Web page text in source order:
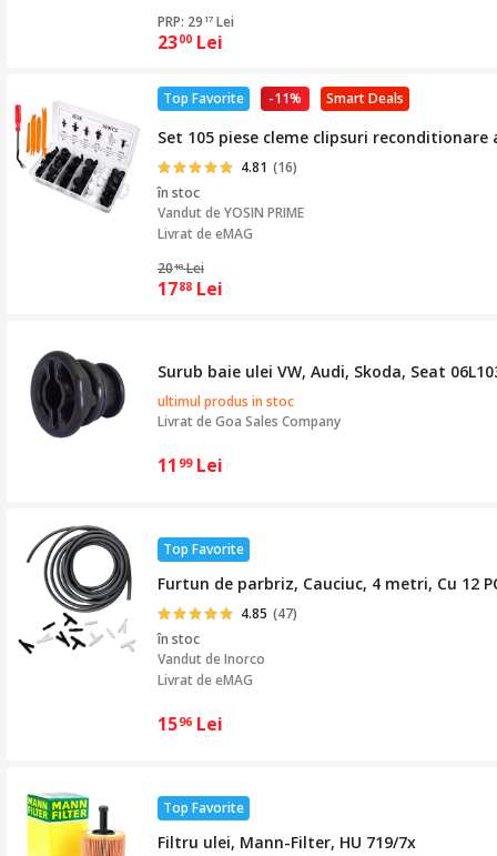
PRP: 29 17 Lei
2300 Lei
Smart Deals
-11%
Top Favorite
Set 105 piese cleme clipsuri
4.81 (16)
în stoc
Vandut deYOSIN PRIME
Livrat de eMAG
2010 Lei
1788 Lei
Surub baie ulei VW, Audi, Skoda, Seat
ultimul produs in stoc
Livrat deGoa Sales Company
11 99 Lei
Top Favorite
Furtun de parbriz, Cauciuc, 4 metri, Cu 12
4.85 (47)
în stoc
Vandut deInorco
Livrat de eMAG
1596 Lei
Top Favorite
Filtru ulei, Mann-Filter, HU 719/7x